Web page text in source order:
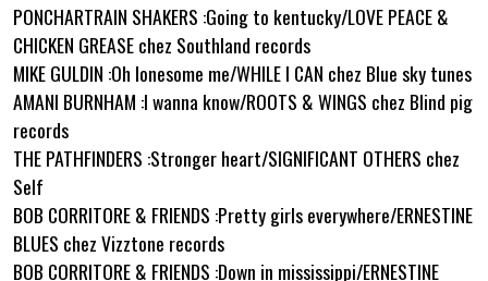
PONCHARTRAIN SHAKERS :Going to kentucky/LOVE PEACE &
CHICKEN GREASE chez Southland records
MIKE GULDIN :Oh lonesome me/WHILE I CAN chez Blue sky tunes
AMANI BURNHAM :I wanna know/ROOTS & WINGS chez Blind pig
records
THE PATHFINDERS :Stronger heart/SIGNIFICANT OTHERS chez
Self
BOB CORRITORE & FRIENDS :Pretty girls everywhere/ERNESTINE
BLUES chez Vizztone records
BOB CORRITORE & FRIENDS :Down in mississippi/ERNESTINE